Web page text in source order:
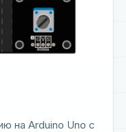
на Arduino Uno с